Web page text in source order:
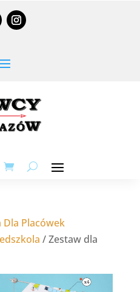
Placówek
/ Zestaw dla